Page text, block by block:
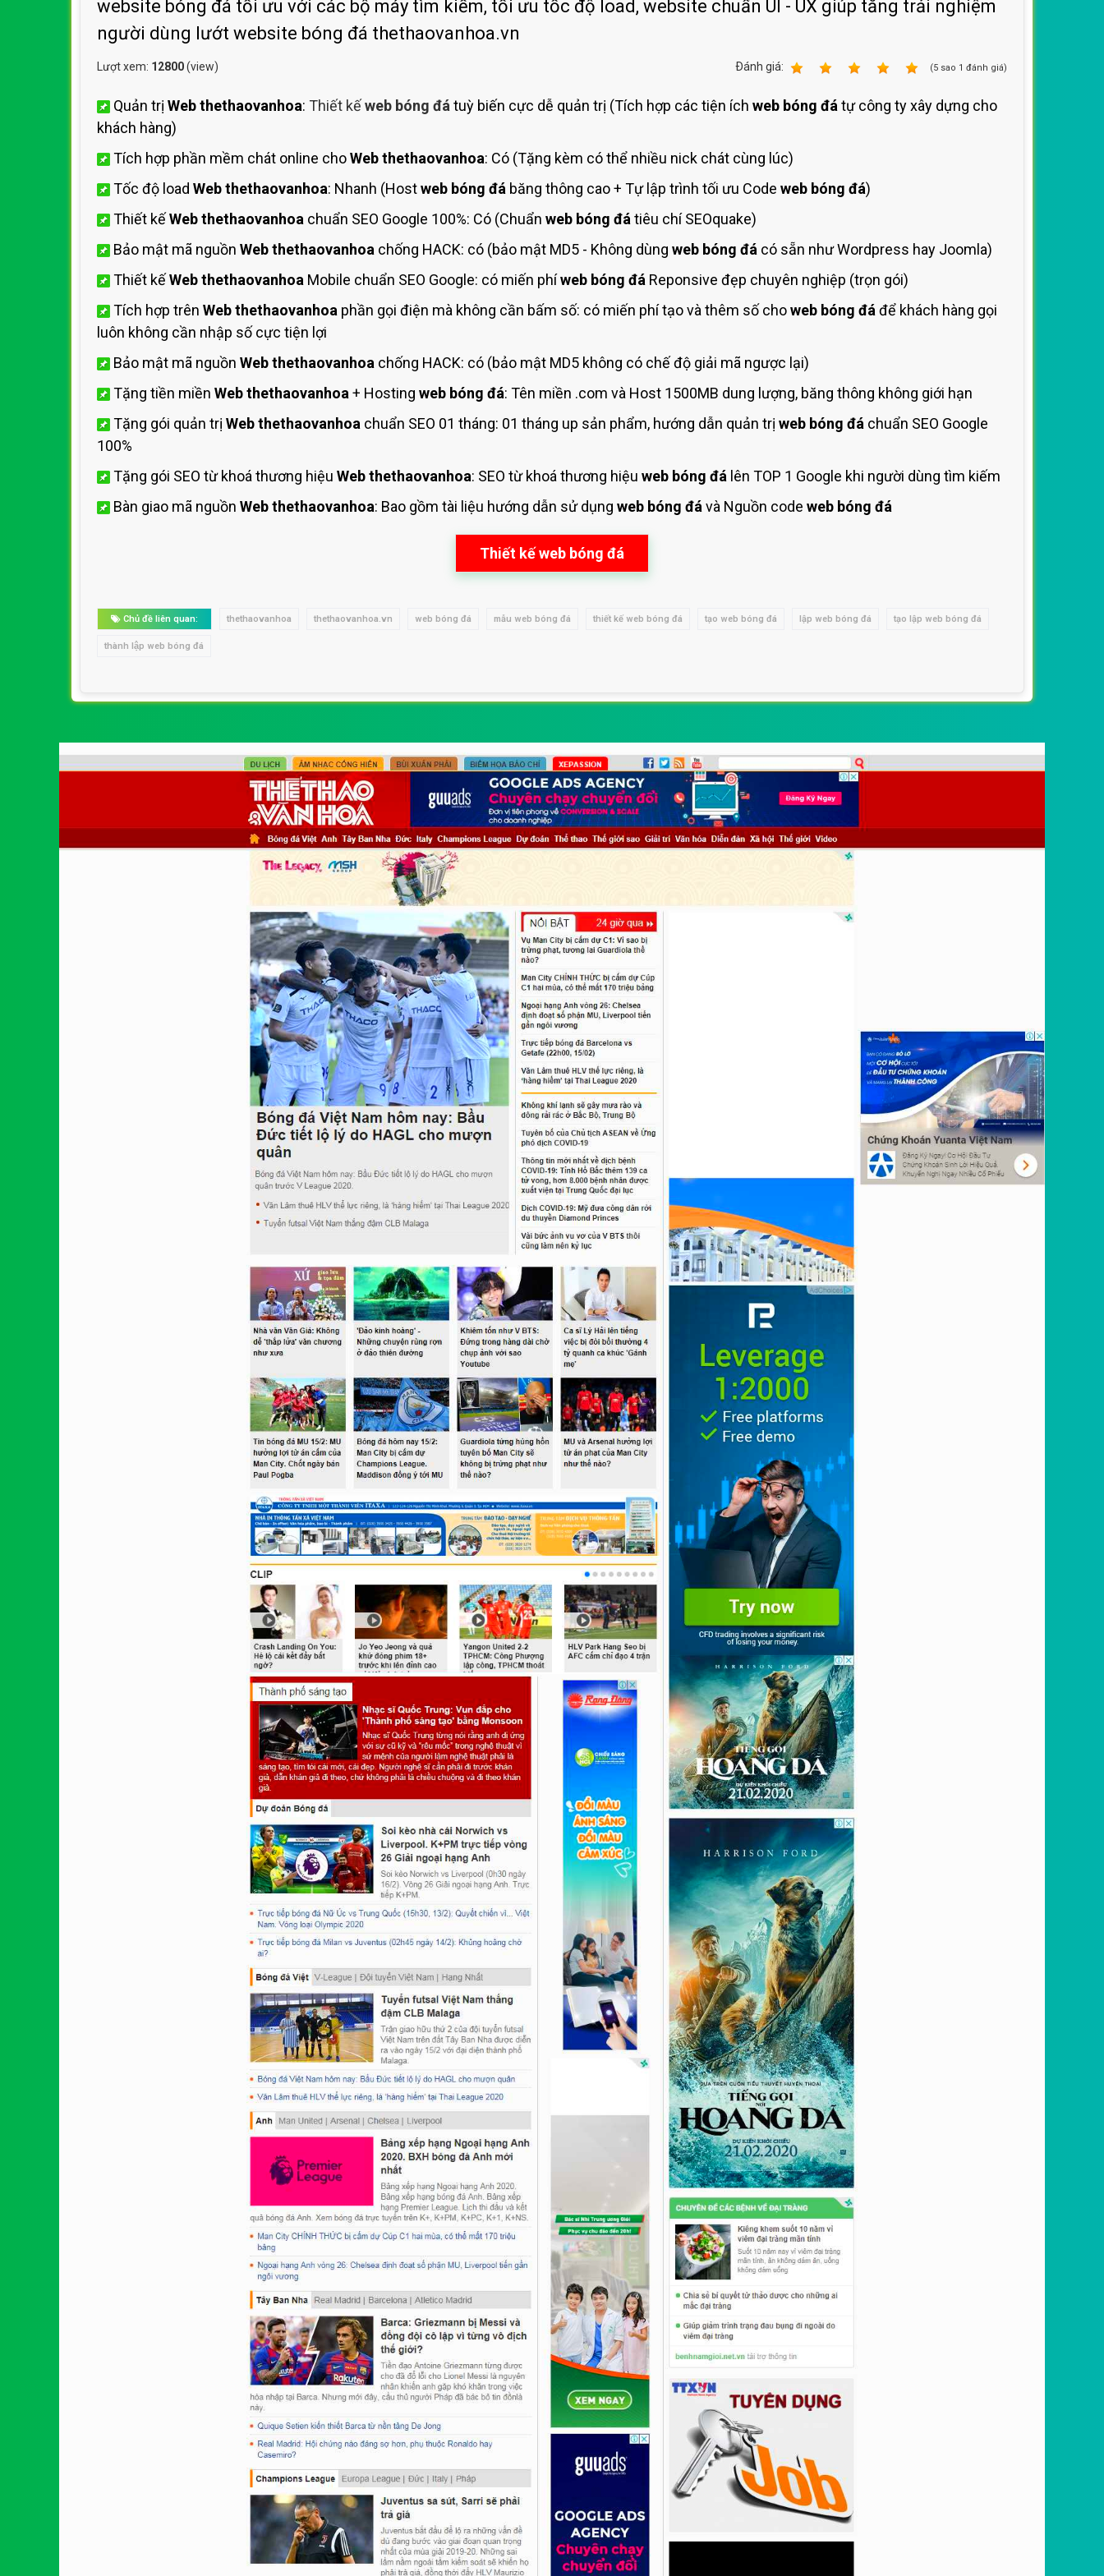
Bảng giá quảng cáo Facebook
Bảng giá SEO Website
website bóng đá tối ưu với các bộ máy tìm kiếm, tối ưu tốc độ load, website chuẩn UI - UX giúp tăng trải nghiệm
người dùng lướt website bóng đá thethaovanhoa.vn
Lượt xem: 12800(view) Ðánh giá: (5 sao 1 đánh giá)
Quản trị Web thethaovanhoa: Thiết kếweb bóng đá tuỳ biến cực dễ quản trị (Tích hợp các tiện ích web bóng đá tự công ty xây dựng cho
khách hàng)
Tích hợp phần mềm chát online choWeb thethaovanhoa: Có (Tặng kèm có thể nhiều nick chát cùng lúc)
Tốc độ load Web thethaovanhoa: Nhanh (Hostweb bóng đá băng thông cao + Tự lập trình tối ưu Code web bóng đá)
Thiết kếWeb thethaovanhoa chuẩn SEO Google 100%: Có (Chuẩn web bóng đá tiêu chí SEOquake)
Bảo mật mã nguồn Web thethaovanhoa chống HACK: có (bảo mật MD5 - Không dùng web bóng đá có sẵn như Wordpress hay Joomla)
Thiết kếWeb thethaovanhoa Mobile chuẩn SEO Google: có miến phíweb bóng đá Reponsive đẹp chuyên nghiệp (trọn gói)
Tích hợp trên Web thethaovanhoa phần gọi điện mà không cần bấm số: có miến phí tạo và thêm số choweb bóng đá để khách hàng gọi
luôn không cần nhập số cực tiện lợi
Bảo mật mã nguồn Web thethaovanhoa chống HACK: có (bảo mật MD5 không có chế độ giải mã ngược lại)
Tặng tiền miền Web thethaovanhoa + Hosting web bóng đá: Tên miền .com và Host 1500MB dung lượng, băng thông không giới hạn
Tặng gói quản trị Web thethaovanhoa chuẩn SEO 01 tháng: 01 tháng up sản phẩm, hướng dẫn quản trị web bóng đá chuẩn SEO Google
100%
Tặng gói SEO từ khoá thương hiệu Web thethaovanhoa: SEO từ khoá thương hiệu web bóng đá lên TOP 1 Google khi người dùng tìm kiếm
Bàn giao mã nguồn Web thethaovanhoa: Bao gồm tài liệu hướng dẫn sử dụng web bóng đá và Nguồn code web bóng đá
Thiết kế web bóng đá
Chủ đề liên quan: thethaovanhoa thethaovanhoa.vn web bóng đá mẫu web bóng đá thiết kế web bóng đá tạo web bóng đá lập web bóng đá tạo lập web bóng đá
thành lập web bóng đá